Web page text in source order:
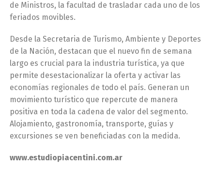
de Ministros, la facultad de trasladar cada uno de los
feriados movibles.
Desde la Secretaria de Turismo, Ambiente y Deportes
de la Nación, destacan que el nuevo fin de semana
largo es crucial para la industria turística, ya que
permite desestacionalizar la oferta y activar las
economías regionales de todo el país. Generan un
movimiento turístico que repercute de manera
positiva en toda la cadena de valor del segmento.
Alojamiento, gastronomía, transporte, guías y
excursiones se ven beneficiadas con la medida.
www.estudiopiacentini.com.ar